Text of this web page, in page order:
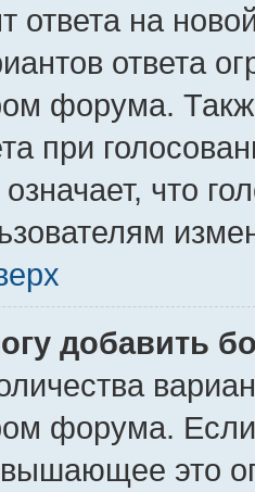
ответа на
ответа
форума.
при
что
добавить
форума.
это